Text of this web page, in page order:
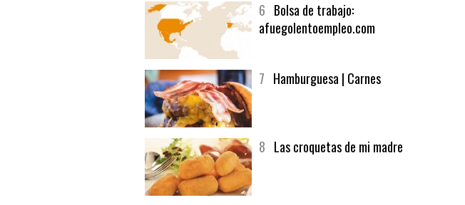
6 Bolsa de trabajo:
afuegolentoempleo.com
7 Hamburguesa | Carnes
8 Las croquetas de mi madre